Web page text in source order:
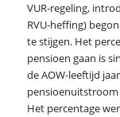
VUR-regeling,
RVU-heffing)
te stijgen. Het
pensioen gaan is
de AOW-leeftijd
Het percentage